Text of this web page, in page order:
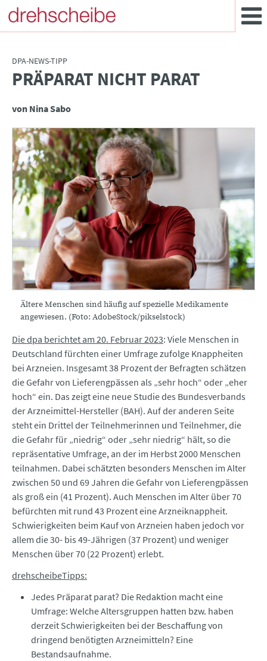
DPA-NEWS-TIPP
:PRÄPARAT NICHT PARAT
von Nina Sabo
Ältere Menschen sind häufig auf spezielle Medikamente
angewiesen. (Foto: AdobeStock/pikselstock)
Die dpa berichtet am 20. Februar 2023: Viele Menschen in
Deutschland fürchten einer Umfrage zufolge Knappheiten
bei Arzneien. Insgesamt 38 Prozent der Befragten schätzen
die Gefahr von Lieferengpässen als „sehr hoch“ oder „eher
hoch“ ein. Das zeigt eine neue Studie des Bundesverbands
der Arzneimittel-Hersteller (BAH). Auf der anderen Seite
steht ein Drittel der Teilnehmerinnen und Teilnehmer, die
die Gefahr für „niedrig“ oder „sehr niedrig“ hält, so die
repräsentative Umfrage, an der im Herbst 2000 Menschen
teilnahmen. Dabei schätzten besonders Menschen im Alter
zwischen 50 und 69 Jahren die Gefahr von Lieferengpässen
als groß ein (41 Prozent). Auch Menschen im Alter über 70
befürchten mit rund 43 Prozent eine Arzneiknappheit.
Schwierigkeiten beim Kauf von Arzneien haben jedoch vor
allem die 30- bis 49-Jährigen (37 Prozent) und weniger
Menschen über 70 (22 Prozent) erlebt.
drehscheibeTipps:
Jedes Präparat parat? Die Redaktion macht eine
Umfrage: Welche Altersgruppen hatten bzw. haben
derzeit Schwierigkeiten bei der Beschaffung von
dringend benötigten Arzneimitteln? Eine
Bestandsaufnahme.